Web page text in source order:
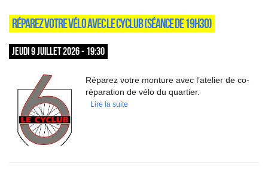
RÉPAREZ VOTRE VÉLO AVEC LE CYCLUB (SÉANCE DE 19H30)
JEUDI 9 JUILLET 2026 - 19:30
Réparez votre monture avec l’atelier de co-
réparation de vélo du quartier.
Lire la suite